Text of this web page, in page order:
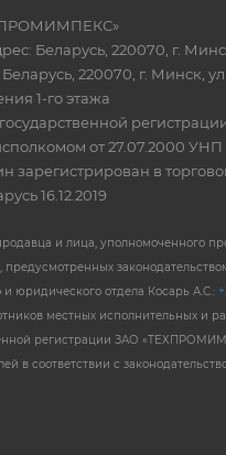
Беларусь, 220070, г.
220070, г. Минск,
1-го этажа
от 27.07.2000 УНП
зарегистрирован в
16.12.2019
и лица, уполномоченного
и юридического отдела Косарь А.С.:
местных исполнительных и
регистрации ЗАО
в соответствии с